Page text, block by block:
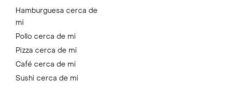
Hamburguesa cerca de
mi
Pollo cerca de mi
Pizza cerca de mi
Café cerca de mi
Sushi cerca de mi